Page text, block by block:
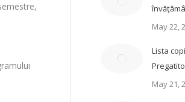
May 22,
Lista
May 21,